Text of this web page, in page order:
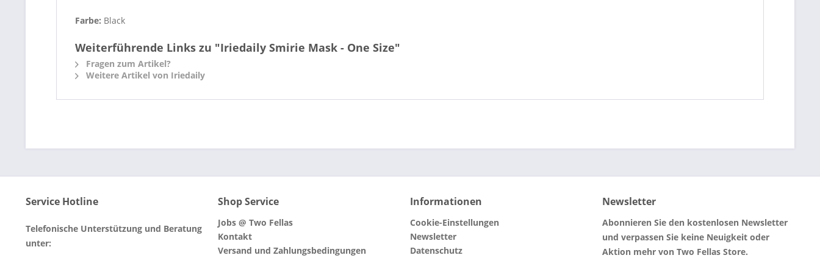
Farbe: Black
Weiterführende Links zu "Iriedaily Smirie Mask - One Size"
Fragen zum Artikel?
Weitere Artikel von Iriedaily
Service Hotline
Telefonische Unterstützung und Beratung
unter:
Shop Service
Jobs @ Two Fellas
Kontakt
Versand und Zahlungsbedingungen
Informationen
Cookie-Einstellungen
Newsletter
Datenschutz
Newsletter
Abonnieren Sie den kostenlosen Newsletter
und verpassen Sie keine Neuigkeit oder
Aktion mehr von Two Fellas Store.